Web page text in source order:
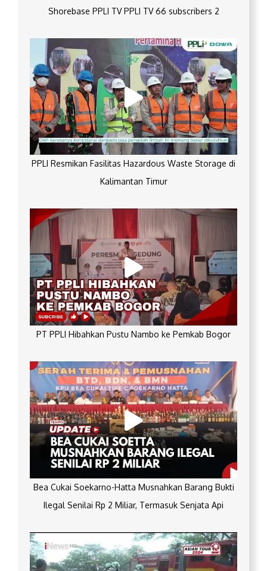
Shorebase PPLI TV PPLI TV 66 subscribers 2
PPLI Resmikan Fasilitas Hazardous Waste Storage di
Kalimantan Timur
PT PPLI Hibahkan Pustu Nambo ke Pemkab Bogor
Bea Cukai Soekarno-Hatta Musnahkan Barang Bukti
Ilegal Senilai Rp 2 Miliar, Termasuk Senjata Api